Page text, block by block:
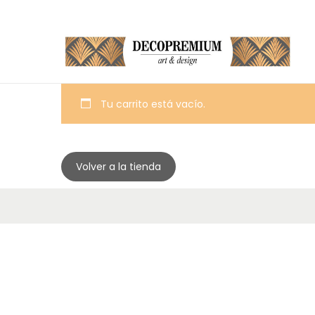
Tu carrito está vacío.
Volver a la tienda